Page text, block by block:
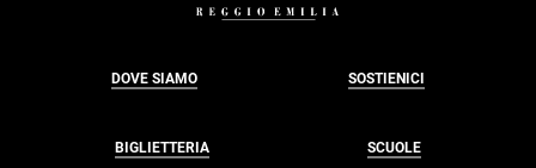
DOVE SIAMO SOSTIENICI
BIGLIETTERIA SCUOLE